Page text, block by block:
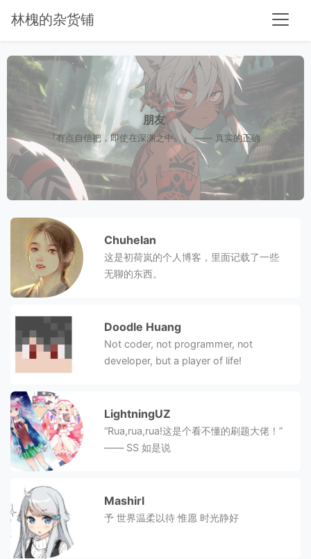
林槐的杂货铺
朋友
『有点自信把，即使在深渊之中。』 —— 真实的正确
Chuhelan
这是初荷岚的个人博客，里面记载了一些
无聊的东西。
Doodle Huang
Not coder, not programmer, not
developer, but a player of life!
LightningUZ
“Rua,rua,rua!这是个看不懂的刷题大佬！”
—— SS 如是说
Mashirl
予 世界温柔以待 惟愿 时光静好